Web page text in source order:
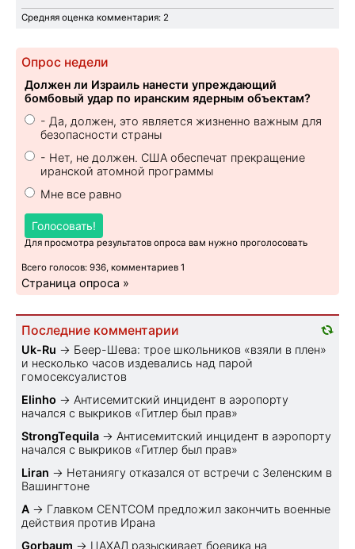
Средняя оценка комментария: 2
Опрос недели
Должен ли Израиль нанести упреждающий
бомбовый удар по иранским ядерным объектам?
- Да, должен, это является жизненно важным для
безопасности страны
- Нет, не должен. США обеспечат прекращение
иранской атомной программы
Мне все равно
Голосовать!
Для просмотра результатов опроса вам нужно проголосовать
Всего голосов: 936, комментариев 1
Страница опроса »
Последние комментарии
Uk-Ru → Беер-Шева: трое школьников «взяли в плен»
и несколько часов издевались над парой
гомосексуалистов
Elinho → Антисемитский инцидент в аэропорту
начался с выкриков «Гитлер был прав»
StrongTequila → Антисемитский инцидент в аэропорту
начался с выкриков «Гитлер был прав»
Liran → Нетаниягу отказался от встречи с Зеленским в
Вашингтоне
A → Главком CENTCOM предложил закончить военные
действия против Ирана
Gorbaum → ЦАХАЛ разыскивает боевика на